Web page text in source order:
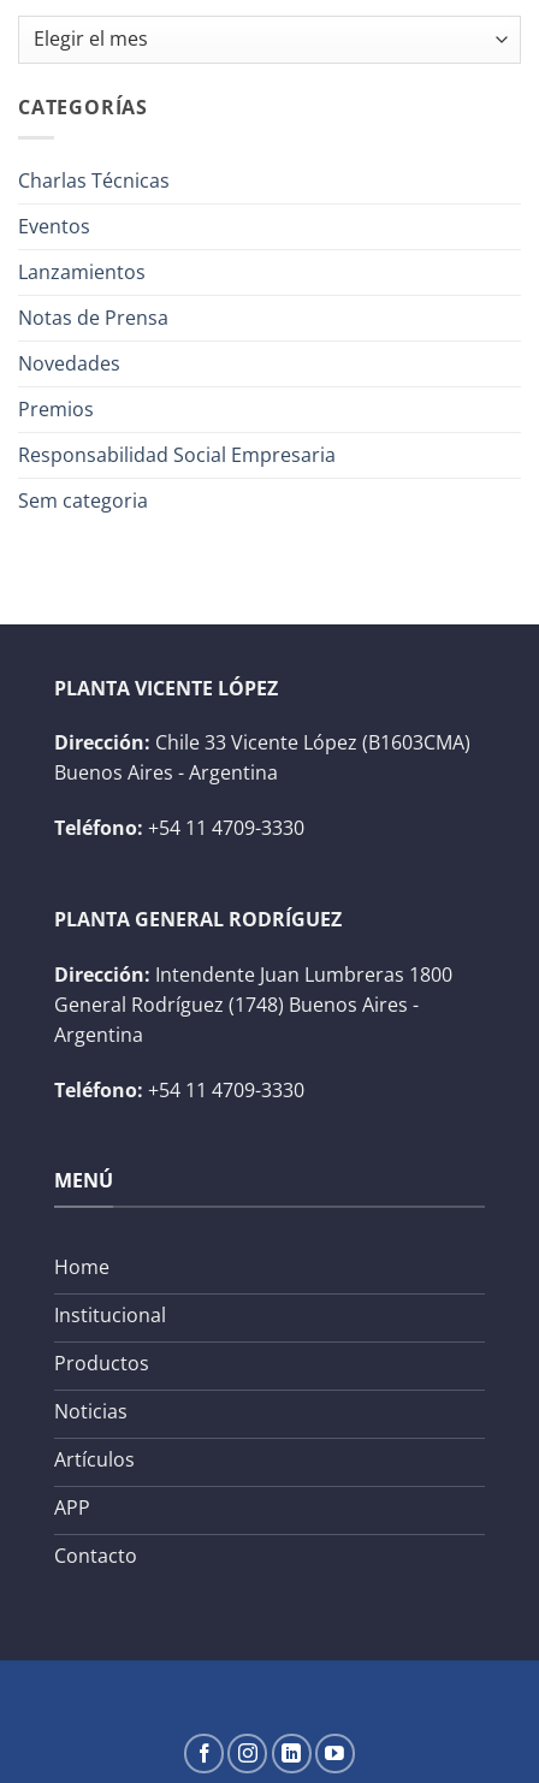
Archivos
CATEGORÍAS
Charlas Técnicas
Eventos
Lanzamientos
Notas de Prensa
Novedades
Premios
Responsabilidad Social Empresaria
Sem categoria
PLANTA VICENTE LÓPEZ
Dirección: Chile 33 Vicente López (B1603CMA)
Buenos Aires - Argentina
Teléfono: +54 11 4709-3330
PLANTA GENERAL RODRÍGUEZ
Dirección: Intendente Juan Lumbreras 1800
General Rodríguez (1748) Buenos Aires -
Argentina
Teléfono: +54 11 4709-3330
MENÚ
Home
Institucional
Productos
Noticias
Artículos
APP
Contacto